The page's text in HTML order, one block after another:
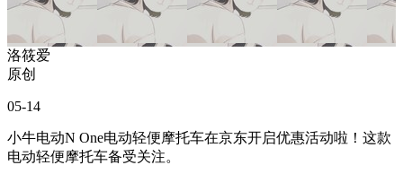
洛筱爱
原创
05-14
小牛电动N One电动轻便摩托车在京东开启优惠活动啦！这款
电动轻便摩托车备受关注。